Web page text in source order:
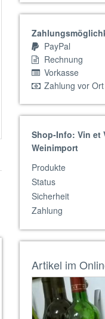
PayPal
Rechnung
Vorkasse
Zahlung vor
Shop-Info: Vin et
Weinimport
Produkte
Status
Sicherheit
Zahlung
Artikel im